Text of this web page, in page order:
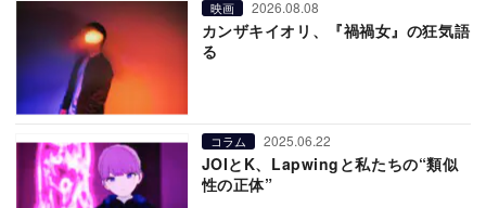
映画 2026.08.08
カンザキイオリ、『禍禍女』の狂気語
る
コラム 2025.06.22
JOIとK、Lapwingと私たちの“類似
性の正体”